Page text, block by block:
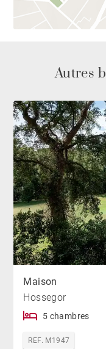
Autres
Maison
Hossegor
5 chambres
REF. M1947